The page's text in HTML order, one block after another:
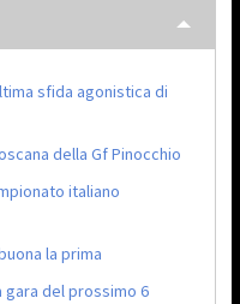
sfida agonistica di
della Gf Pinocchio
italiano
la prima
del prossimo 6